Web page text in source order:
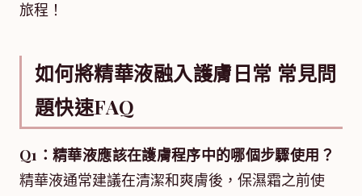
旅程！
如何將精華液融入護膚日常 常見問
題快速FAQ
Q1：精華液應該在護膚程序中的哪個步驟使用？
精華液通常建議在清潔和爽膚後，保濕霜之前使